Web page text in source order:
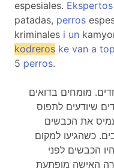
espesiales. Ekspertos
patadas, perros
kriminales i un
kodreros ke van a
5 perros.
מומחים בדואים
שיודעים לתפוס
את הכבשים
בס"כ 30 שוטרים ו- 5 כלבים. כשהגיעו למקום
הכבשים לפני
האישה מופתעת